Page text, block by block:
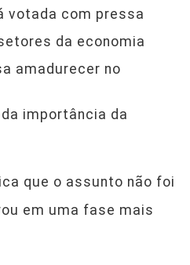
votada com pressa
da economia
amadurecer no
importância da
que o assunto não foi
em uma fase mais